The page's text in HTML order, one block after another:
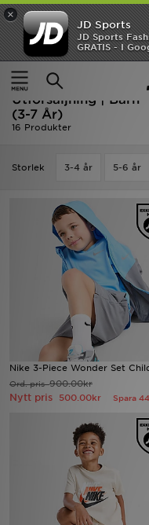
×
JD Sports
JD Sports
GRATIS - I
Ny termin, ny stil Essentials för
Hem
Barn Barnkläder
Utförsäljning | Barn
(3-7 År)
16 Produkter
Storlek 3-4 år 5-6 år
Nike 3-Piece Wonder Set
Ord. pris900.00kr
Nytt pris 500.00kr Spara
Hem
Rea
Nyheter
Herr
Dam
Varumärken
Bästsäljare
Fotboll
Ladda ner appen
Mina meddelanden
Kundservice